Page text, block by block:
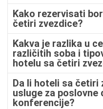
Kako rezervisati
četiri zvezdice?
Kakva je razlika u
različitih soba i
hotelu sa četiri
Da li hoteli sa četiri
usluge za poslovne
konferencije?